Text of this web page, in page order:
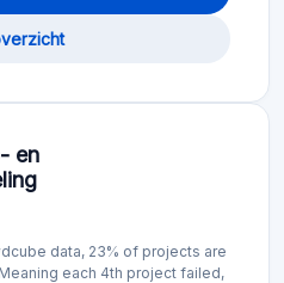
en
data, 23% of projects are
each 4th project failed,